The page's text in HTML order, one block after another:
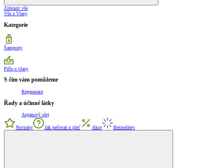
Zobrazit vše
Vše z Vlasy
Kategorie
Šampony
Péče o vlasy
S čím vám pomůžeme
Regenerace
Řady a účinné látky
Arganový olej
Novinky Jak pečovat o pleť Akce Bestsellery